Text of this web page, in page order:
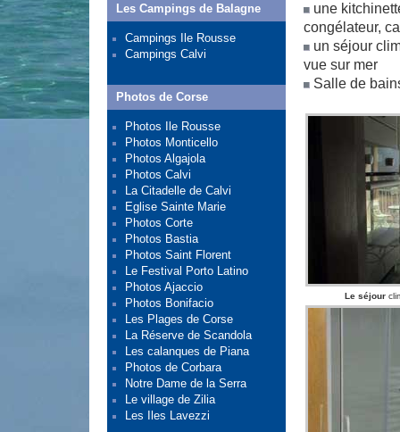
une
congélateur,
un séjour
vue sur mer
Salle de
Le séjour
Les Campings de Balagne
Campings Ile Rousse
Campings Calvi
Photos de Corse
Photos Ile Rousse
Photos Monticello
Photos Algajola
Photos Calvi
La Citadelle de Calvi
Eglise Sainte Marie
Photos Corte
Photos Bastia
Photos Saint Florent
Le Festival Porto Latino
Photos Ajaccio
Photos Bonifacio
Les Plages de Corse
La Réserve de Scandola
Les calanques de Piana
Photos de Corbara
Notre Dame de la Serra
Le village de Zilia
Les Iles Lavezzi